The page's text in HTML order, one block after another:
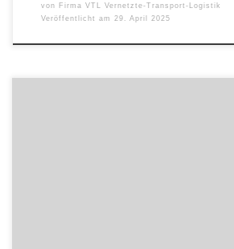
von Firma VTL Vernetzte-Transport-Logistik
Veröffentlicht am 29. April 2025